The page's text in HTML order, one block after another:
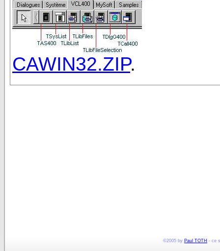
CAWIN32.ZIP.
©2005 by Paul TOTH - ce